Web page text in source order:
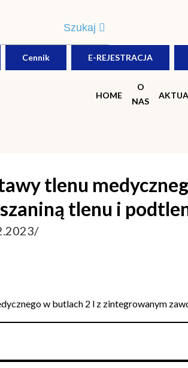
Szukaj
Cennik E-REJESTRACJA
HOME
O
NAS
tlenu
tlenu i
w butlach 2 l z zintegrowanym